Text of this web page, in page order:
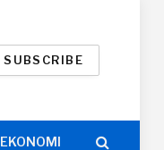
SUBSCRIBE
EKONOMI